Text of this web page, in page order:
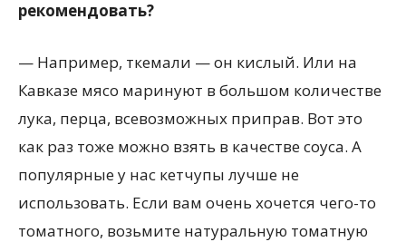
рекомендовать?
— Например, ткемали — он кислый. Или на
Кавказе мясо маринуют в большом количестве
лука, перца, всевозможных приправ. Вот это
как раз тоже можно взять в качестве соуса. А
популярные у нас кетчупы лучше не
использовать. Если вам очень хочется чего-то
томатного, возьмите натуральную томатную